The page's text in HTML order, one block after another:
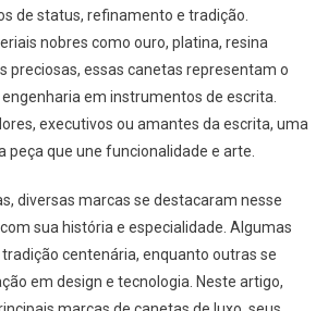
de status, refinamento e tradição.
nobres como ouro, platina, resina
preciosas, essas canetas representam o
em instrumentos de escrita.
executivos ou amantes da escrita, uma
peça que une funcionalidade e arte.
diversas marcas se destacaram nesse
sua história e especialidade. Algumas
centenária, enquanto outras se
em design e tecnologia. Neste artigo,